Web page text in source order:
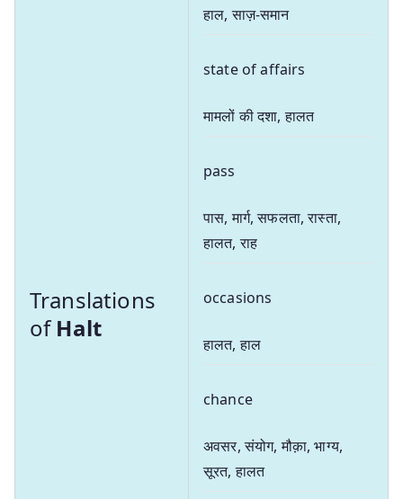
Translations
ofHalt
हाल, साज़-समान
state of affairs
मामलों की दशा, हालत
pass
पास, मार्ग, सफलता, रास्ता,
हालत, राह
occasions
हालत, हाल
chance
अवसर, संयोग, मौक़ा, भाग्य,
सूरत, हालत